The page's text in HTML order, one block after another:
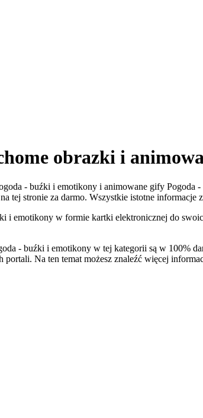
obrazki i
- buźki i emotikony i animowane gify
tej stronie za darmo. Wszystkie istotne informacje
i emotikony w formie kartki elektronicznej do
- buźki i emotikony w tej kategorii są w 100%
portali. Na ten temat możesz znaleźć więcej